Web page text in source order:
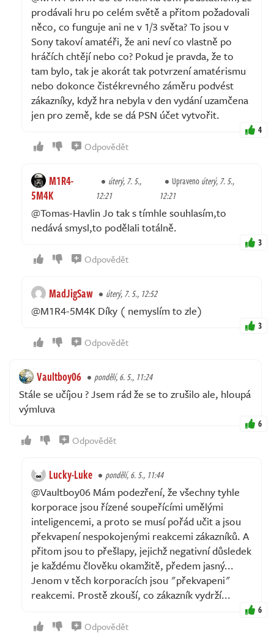
prodávali hru po celém světě a přitom požadovali
něco, co funguje ani ne v 1/3 světa? To jsou v
Sony takoví amatéři, že ani neví co vlastně po
hráčích chtějí nebo co? Pokud je pravda, že to
tam bylo, tak je akorát tak potvrzení amatérismu
nebo dokonce čistékrevného záměru podvést
zákazníky, když hra nebyla v den vydání uzamčena
jen pro země, kde se dá PSN účet vytvořit.
4
Odpovědět
M1R4-
5M4K
úterý, 7. 5.,
12:21
Upravenoúterý, 7. 5.,
12:21
@Tomas-Havlin Jo tak s tímhle souhlasím,to
nedává smysl,to podělali totálně.
3
Odpovědět
MadJigSaw úterý, 7. 5., 12:52
@M1R4-5M4K Díky ( nemyslím to zle)
3
Odpovědět
Vaultboy06 pondělí, 6. 5., 11:24
Stále se učíjou ? Jsem rád že se to zrušilo ale, hloupá
výmluva
6
Odpovědět
Lucky-Luke pondělí, 6. 5., 11:44
@Vaultboy06 Mám podezření, že všechny tyhle
korporace jsou řízené soupeřícími umělými
inteligencemi, a proto se musí pořád učit a jsou
překvapení nespokojenými reakcemi zákazníků. A
přitom jsou to přešlapy, jejichž negativní důsledek
je každému člověku okamžitě, předem jasný...
Jenom v těch korporacích jsou "překvapeni"
reakcemi. Prostě zkouší, co zákazník vydrží...
6
Odpovědět